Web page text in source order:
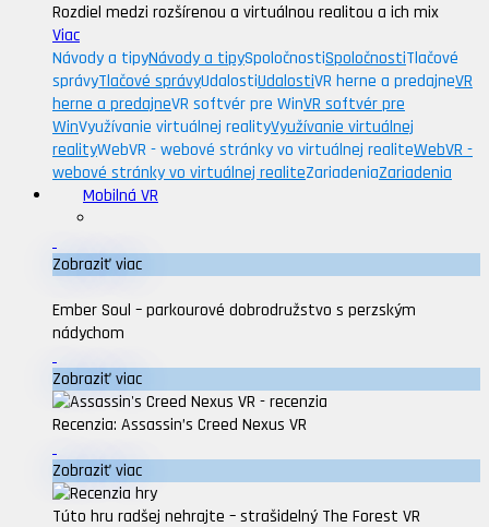
Rozdiel medzi rozšírenou a virtuálnou realitou a ich mix
Viac
Návody a tipyNávody a tipySpoločnostiSpoločnostiTlačové
správyTlačové správyUdalostiUdalostiVR herne a predajneVR
herne a predajneVR softvér pre WinVR softvér pre
WinVyužívanie virtuálnej realityVyužívanie virtuálnej
realityWebVR - webové stránky vo virtuálnej realiteWebVR -
webové stránky vo virtuálnej realiteZariadeniaZariadenia
Mobilná VR
Zobraziť viac
Ember Soul – parkourové dobrodružstvo s perzským
nádychom
Zobraziť viac
Recenzia: Assassin’s Creed Nexus VR
Zobraziť viac
Túto hru radšej nehrajte – strašidelný The Forest VR